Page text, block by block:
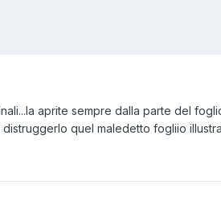
aprite sempre dalla parte del
distruggerlo quel maledetto fogliio